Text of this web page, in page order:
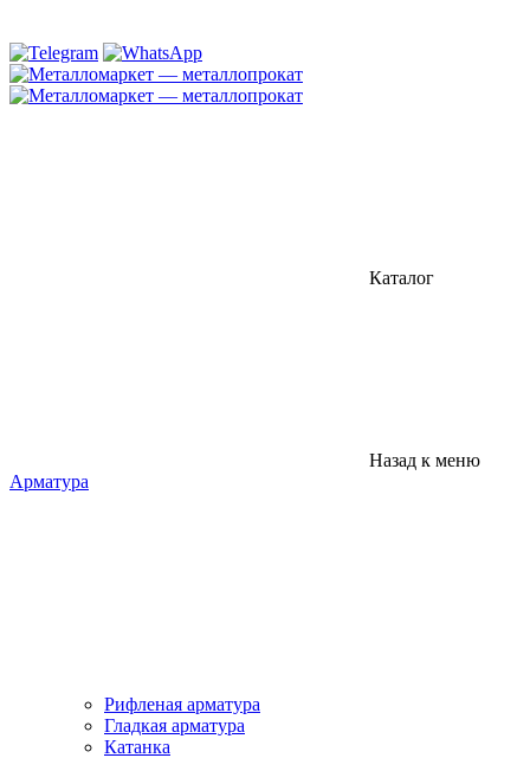
Каталог
Назад к меню
Арматура
Рифленая арматура
Гладкая арматура
Катанка